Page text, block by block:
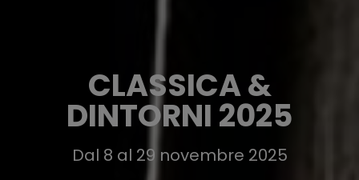
CLASSICA &
DINTORNI 2025
Dal 8 al 29 novembre 2025